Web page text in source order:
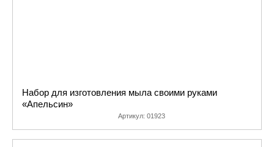
Набор для изготовления мыла своими руками
«Апельсин»
Артикул: 01923